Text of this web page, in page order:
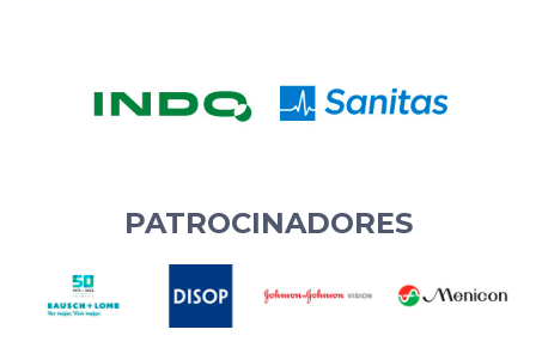
PATROCINADORES